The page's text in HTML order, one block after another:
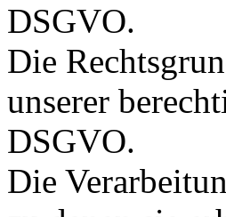
DSGVO.
Die
unserer
DSGVO.
Die